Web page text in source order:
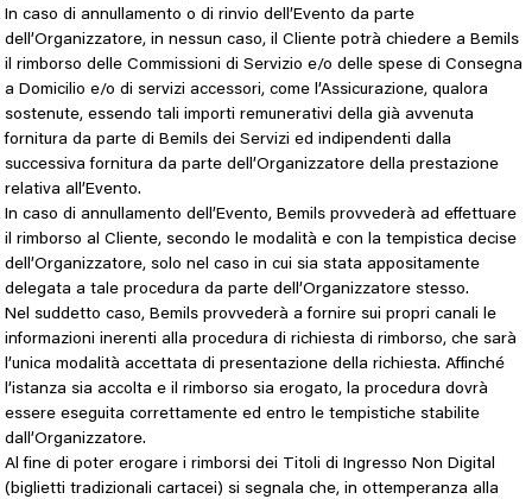
In caso di annullamento o di rinvio dell’Evento da parte
dell’Organizzatore, in nessun caso, il Cliente potrà chiedere a Bemils
il rimborso delle Commissioni di Servizio e/o delle spese di Consegna
a Domicilio e/o di servizi accessori, come l’Assicurazione, qualora
sostenute, essendo tali importi remunerativi della già avvenuta
fornitura da parte di Bemils dei Servizi ed indipendenti dalla
successiva fornitura da parte dell’Organizzatore della prestazione
relativa all’Evento.
In caso di annullamento dell’Evento, Bemils provvederà ad effettuare
il rimborso al Cliente, secondo le modalità e con la tempistica decise
dell’Organizzatore, solo nel caso in cui sia stata appositamente
delegata a tale procedura da parte dell’Organizzatore stesso.
Nel suddetto caso, Bemils provvederà a fornire sui propri canali le
informazioni inerenti alla procedura di richiesta di rimborso, che sarà
l’unica modalità accettata di presentazione della richiesta. Affinché
l’istanza sia accolta e il rimborso sia erogato, la procedura dovrà
essere eseguita correttamente ed entro le tempistiche stabilite
dall’Organizzatore.
Al fine di poter erogare i rimborsi dei Titoli di Ingresso Non Digital
(biglietti tradizionali cartacei) si segnala che, in ottemperanza alla